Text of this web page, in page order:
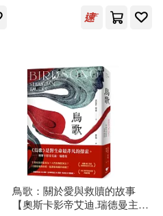
鳥歌：關於愛與救贖的故事
【奧斯卡影帝艾迪.瑞德曼主演